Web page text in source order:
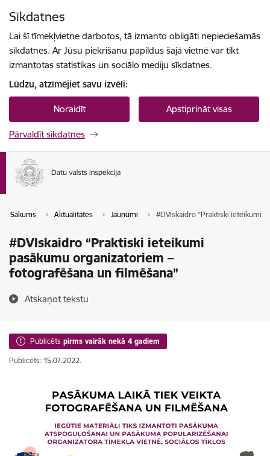
Sīkdatnes
Lai šī tīmekļvietne darbotos, tā izmanto obligāti nepieciešamās
sīkdatnes. Ar Jūsu piekrišanu papildus šajā vietnē var tikt
izmantotas statistikas un sociālo mediju sīkdatnes.
Lūdzu, atzīmējiet savu izvēli:
Noraidīt Apstiprināt visas
Pārvaldīt sīkdatnes
Sākums Aktualitātes Jaunumi #DVIskaidro “Praktiski ieteikumi
#DVIskaidro “Praktiski ieteikumi
pasākumu organizatoriem –
fotografēšana un filmēšana”
Atskaņot tekstu
Publicēts pirms vairāk nekā 4 gadiem
Publicēts: 15.07.2022.